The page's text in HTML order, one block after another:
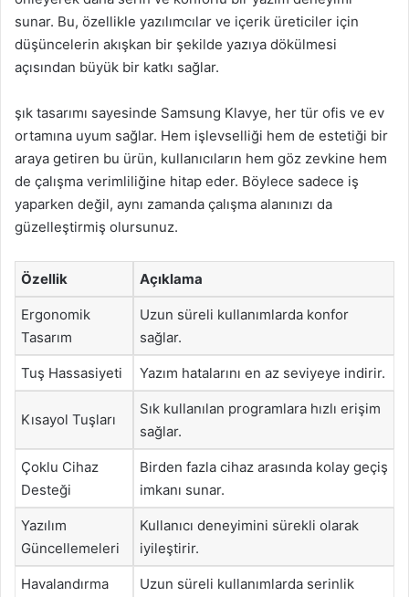
sunar. Bu, özellikle yazılımcılar ve içerik üreticiler için
düşüncelerin akışkan bir şekilde yazıya dökülmesi
açısından büyük bir katkı sağlar.
şık tasarımı sayesinde Samsung Klavye, her tür ofis ve ev
ortamına uyum sağlar. Hem işlevselliği hem de estetiği bir
araya getiren bu ürün, kullanıcıların hem göz zevkine hem
de çalışma verimliliğine hitap eder. Böylece sadece iş
yaparken değil, aynı zamanda çalışma alanınızı da
güzelleştirmiş olursunuz.
Özellik Açıklama
Ergonomik
Tasarım
Uzun süreli kullanımlarda konfor
sağlar.
Tuş Hassasiyeti Yazım hatalarını en az seviyeye indirir.
Kısayol Tuşları
Sık kullanılan programlara hızlı erişim
sağlar.
Çoklu Cihaz
Desteği
Birden fazla cihaz arasında kolay geçiş
imkanı sunar.
Yazılım
Güncellemeleri
Kullanıcı deneyimini sürekli olarak
iyileştirir.
Havalandırma
Uzun süreli kullanımlarda serinlik